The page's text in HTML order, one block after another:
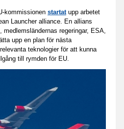
kommissionen startatupp arbetet
Launcher alliance. En allians
regeringar, ESA,
upp en plan för nästa
teknologier för att kunna
till rymden för EU.